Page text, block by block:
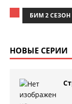
БИМ 2 СЕЗОН
НОВЫЕ СЕРИИ